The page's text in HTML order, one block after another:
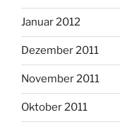
Januar 2012
Dezember 2011
November 2011
Oktober 2011